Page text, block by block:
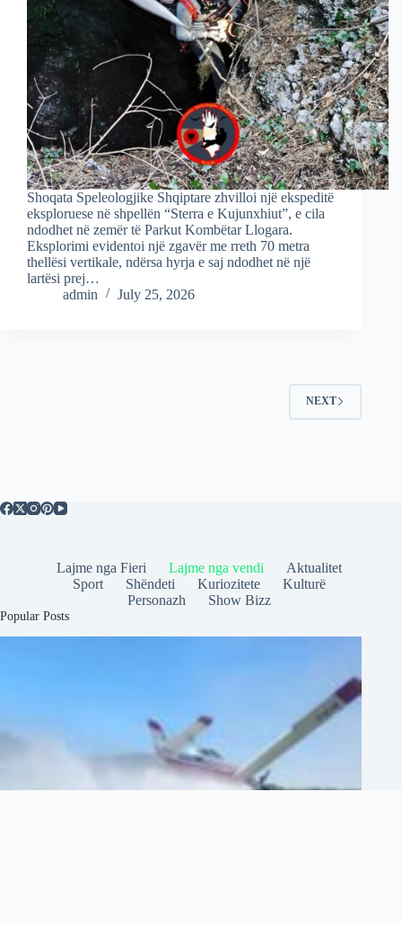
Shoqata Speleologjike Shqiptare zhvilloi një ekspeditë
eksploruese në shpellën “Sterra e Kujunxhiut”, e cila
ndodhet në zemër të Parkut Kombëtar Llogara.
Eksplorimi evidentoi një zgavër me rreth 70 metra
thellësi vertikale, ndërsa hyrja e saj ndodhet në një
lartësi prej…
admin
July 25, 2026
NEXT
Lajme nga Fieri Lajme nga vendi
Aktualitet
Sport
Shëndeti Kuriozitete
Kulturë
Personazh
Show Bizz
Popular Posts